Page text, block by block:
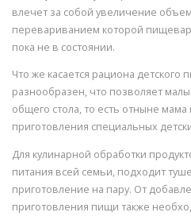
влечет за собой увеличение
перевариванием которой
пока не в состоянии.
Что же касается рациона детского
разнообразен, что позволяет
общего стола, то есть отныне мама
приготовления специальных
Для кулинарной обработки
питания всей семьи, подходит
приготовление на пару. От
приготовления пищи также